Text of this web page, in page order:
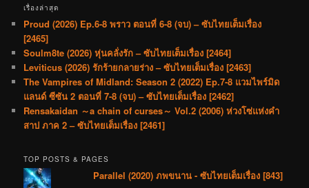
เรื่องล่าสุด
Proud (2026) Ep.6-8 พราว ตอนที่ 6-8 (จบ) – ซับไทยเต็มเรื่อง
[2465]
Soulm8te (2026) หุ่นคลั่งรัก – ซับไทยเต็มเรื่อง [2464]
Leviticus (2026) รักร้ายกลายร่าง – ซับไทยเต็มเรื่อง [2463]
The Vampires of Midland: Season 2 (2022) Ep.7-8 แวมไพร์มิด
แลนด์ ซีซัน 2 ตอนที่ 7-8 (จบ) – ซับไทยเต็มเรื่อง [2462]
Rensakaidan ～a chain of curses～ Vol.2 (2006) ห่วงโซ่แห่งคำ
สาป ภาค 2 – ซับไทยเต็มเรื่อง [2461]
TOP POSTS & PAGES
Parallel (2020) ภพขนาน - ซับไทยเต็มเรื่อง [843]